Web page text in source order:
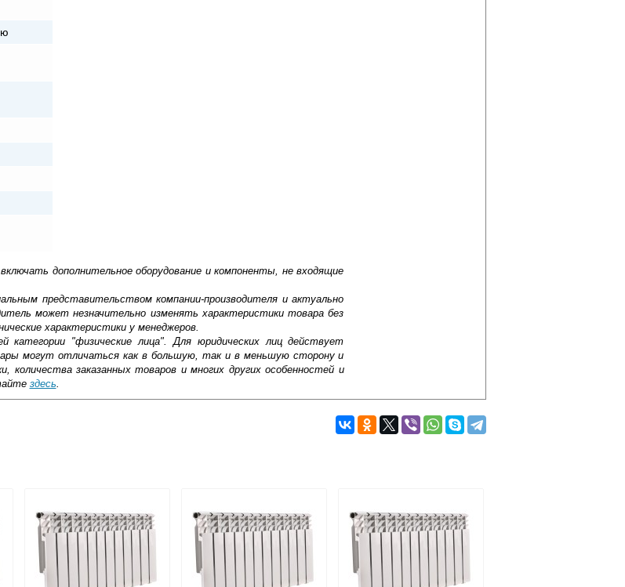
дополнительное оборудование и компоненты, не входящие
представительством компании-производителя и актуально
может незначительно изменять характеристики товара без
характеристики у менеджеров.
"физические лица". Для юридических лиц действует
могут отличаться как в большую, так и в меньшую сторону и
количества заказанных товаров и многих других особенностей и
здесь
кошельки и другие).
Подробнее об оплате
установлены между пластинами.
циркулирует горячая вода. Для прохода воздуха сквозь радиатор на коробе, снизу и
отверстия, способствующие быстрому прогреванию помещение. Панельные радиаторы
широкую линейку размеров, экономный расход теплоносителя и небольшую
преимуществ панельных радиаторов важно также отметить, что у них
цена. А главные недостатки панельных радиаторов состоят в низком рабочем давлении